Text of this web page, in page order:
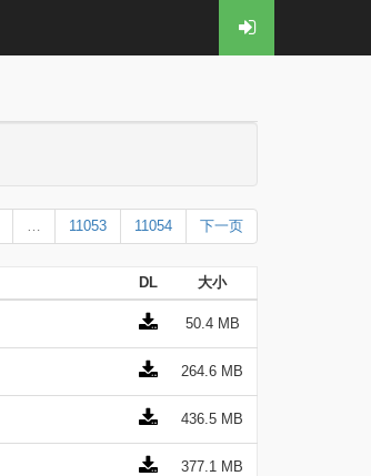
… 11053 11054 下一页
DL 大小
50.4 MB
264.6 MB
436.5 MB
377.1 MB